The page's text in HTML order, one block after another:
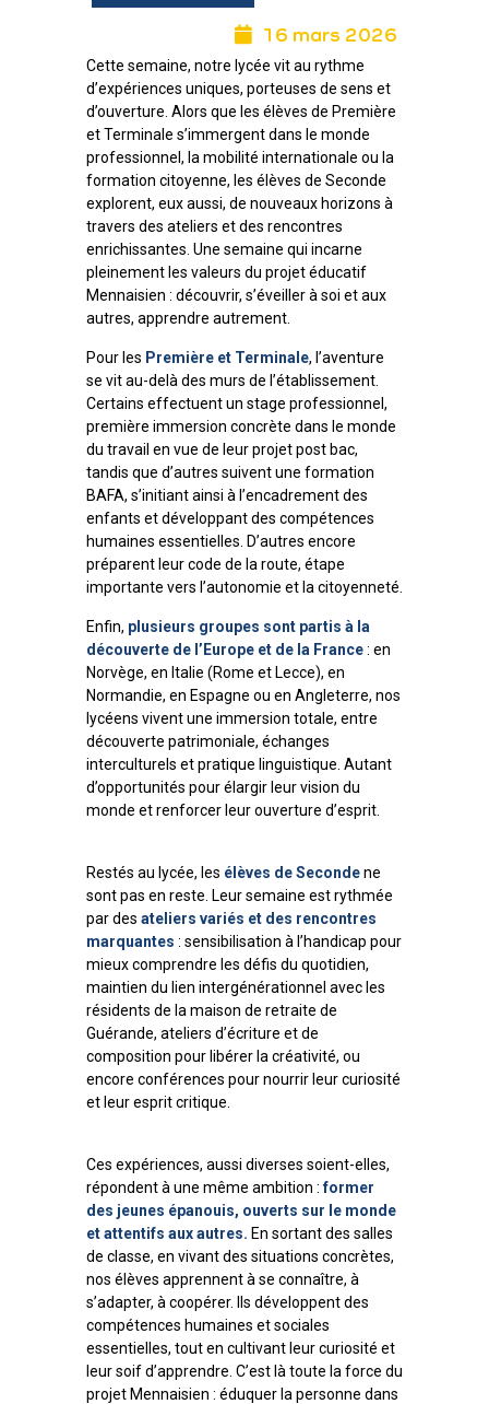
16 mars 2026
Cette semaine, notre lycée vit au rythme
d’expériences uniques, porteuses de sens et
d’ouverture. Alors que les élèves de Première
et Terminale s’immergent dans le monde
professionnel, la mobilité internationale ou la
formation citoyenne, les élèves de Seconde
explorent, eux aussi, de nouveaux horizons à
travers des ateliers et des rencontres
enrichissantes. Une semaine qui incarne
pleinement les valeurs du projet éducatif
Mennaisien : découvrir, s’éveiller à soi et aux
autres, apprendre autrement.
Pour les Première et Terminale, l’aventure
se vit au-delà des murs de l’établissement.
Certains effectuent un stage professionnel,
première immersion concrète dans le monde
du travail en vue de leur projet post bac,
tandis que d’autres suivent une formation
BAFA, s’initiant ainsi à l’encadrement des
enfants et développant des compétences
humaines essentielles. D’autres encore
préparent leur code de la route, étape
importante vers l’autonomie et la citoyenneté.
Enfin, plusieurs groupes sont partis à la
découverte de l’Europe et de la France: en
Norvège, en Italie (Rome et Lecce), en
Normandie, en Espagne ou en Angleterre, nos
lycéens vivent une immersion totale, entre
découverte patrimoniale, échanges
interculturels et pratique linguistique. Autant
d’opportunités pour élargir leur vision du
monde et renforcer leur ouverture d’esprit.
Restés au lycée, les élèves de Secondene
sont pas en reste. Leur semaine est rythmée
par des ateliers variés et des rencontres
marquantes : sensibilisation à l’handicap pour
mieux comprendre les défis du quotidien,
maintien du lien intergénérationnel avec les
résidents de la maison de retraite de
Guérande, ateliers d’écriture et de
composition pour libérer la créativité, ou
encore conférences pour nourrir leur curiosité
et leur esprit critique.
Ces expériences, aussi diverses soient-elles,
répondent à une même ambition :former
des jeunes épanouis, ouverts sur le monde
et attentifs aux autres. En sortant des salles
de classe, en vivant des situations concrètes,
nos élèves apprennent à se connaître, à
s’adapter, à coopérer. Ils développent des
compétences humaines et sociales
essentielles, tout en cultivant leur curiosité et
leur soif d’apprendre. C’est là toute la force du
projet Mennaisien : éduquer la personne dans